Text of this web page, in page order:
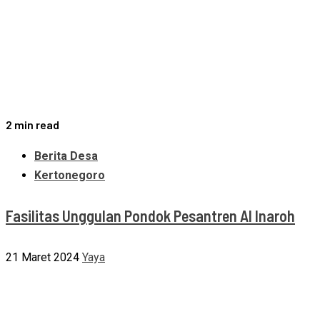
2 min read
Berita Desa
Kertonegoro
Fasilitas Unggulan Pondok Pesantren Al Inaroh
21 Maret 2024 Yaya